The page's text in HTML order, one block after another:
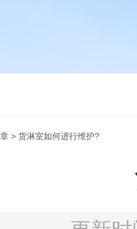
> 货淋室如何进行维护?